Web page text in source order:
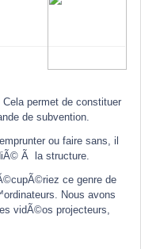
permet de constituer
de subvention.
ou faire sans, il
Ã la structure.
ce genre de
Nous avons
vidÃ©os projecteurs,